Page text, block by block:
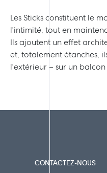
Les Sticks constituent le
l'intimité, tout en
Ils ajoutent un effet
et, totalement étanches,
l'extérieur – sur un
CONTACTEZ-NOUS